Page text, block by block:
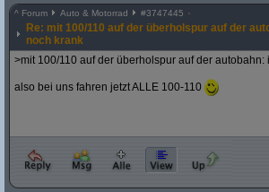
^ Forum Auto & Motorrad #3747445
Re: mit 100/110 auf der überholspur auf der
noch krank
>mit 100/110 auf der überholspur auf der
also bei uns fahren jetzt ALLE 100-110